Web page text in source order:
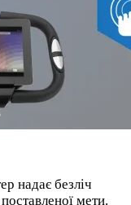
надає безліч
мети.